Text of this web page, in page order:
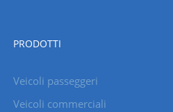
PRODOTTI
Veicoli passeggeri
Veicoli commerciali